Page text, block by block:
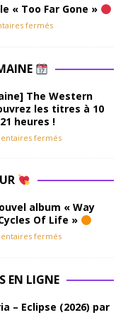
« Too Far Gone »
fermés
The Western
les titres à 10
heures !
fermés
album « Way
Of Life »
fermés
EN LIGNE
– Eclipse (2026) par